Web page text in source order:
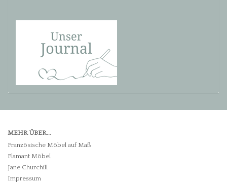
MEHR ÜBER...
Französische Möbel auf Maß
Flamant Möbel
Jane Churchill
Impressum